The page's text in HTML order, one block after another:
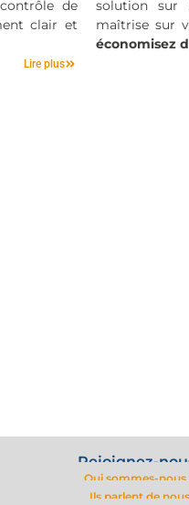
de
clair et
Lire plus
solution sur
maîtrise sur
économisez
Rejoignez-
Qui sommes-nous
Ils parlent de nous